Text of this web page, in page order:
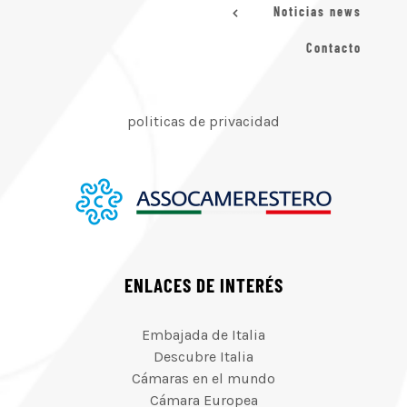
Noticias news
Contacto
politicas de privacidad
ENLACES DE INTERÉS
Embajada de Italia
Descubre Italia
Cámaras en el mundo
Cámara Europea